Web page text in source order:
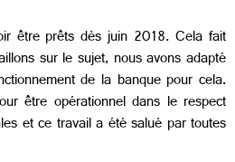
être prêts dès juin 2018. Cela fait
sur le sujet, nous avons adapté
de la banque pour cela.
être opérationnel dans le respect
et ce travail a été salué par toutes